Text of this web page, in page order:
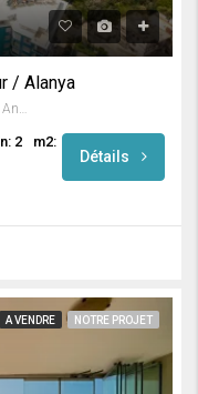
/ Alanya
Hasan Çavuş Cd., Tosmur Mahallesi, Alanya, Antalya, Akdeniz Bölgesi, 07460, Türkiye
2
m2:
Détails
A VENDRE NOTRE PROJET